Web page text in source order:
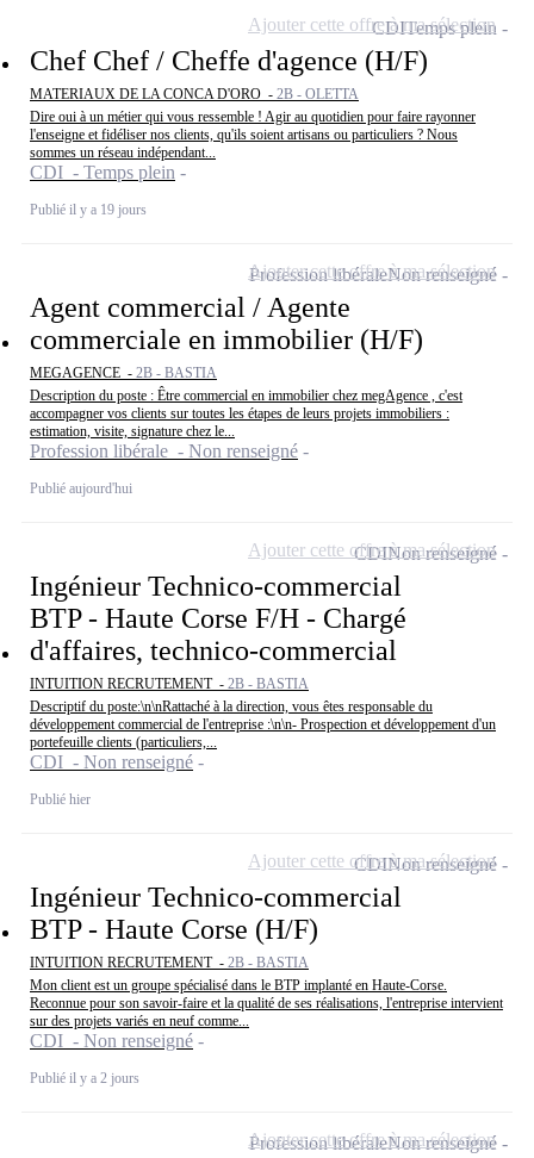
Chef Chef / Cheffe d'agence (H/F)
MATERIAUX DE LA CONCA D'ORO - 2B - OLETTA
Dire oui à un métier qui vous ressemble ! Agir au quotidien pour faire rayonner
l'enseigne et fidéliser nos clients, qu'ils soient artisans ou particuliers ? Nous
sommes un réseau indépendant...
CDI - Temps plein
Publié il y a 19 jours
CDITemps plein
Ajouter cette offre à ma sélection
Agent commercial / Agente
commerciale en immobilier (H/F)
MEGAGENCE - 2B - BASTIA
Description du poste : Être commercial en immobilier chez megAgence , c'est
accompagner vos clients sur toutes les étapes de leurs projets immobiliers :
estimation, visite, signature chez le...
Profession libérale - Non renseigné
Publié aujourd'hui
Profession libéraleNon renseigné
Ajouter cette offre à ma sélection
Ingénieur Technico-commercial
BTP - Haute Corse F/H - Chargé
d'affaires, technico-commercial
INTUITION RECRUTEMENT - 2B - BASTIA
Descriptif du poste:\n\nRattaché à la direction, vous êtes responsable du
développement commercial de l'entreprise :\n\n- Prospection et développement d'un
portefeuille clients (particuliers,...
CDI - Non renseigné
Publié hier
CDINon renseigné
Ajouter cette offre à ma sélection
Ingénieur Technico-commercial
BTP - Haute Corse (H/F)
INTUITION RECRUTEMENT - 2B - BASTIA
Mon client est un groupe spécialisé dans le BTP implanté en Haute-Corse.
Reconnue pour son savoir-faire et la qualité de ses réalisations, l'entreprise intervient
sur des projets variés en neuf comme...
CDI - Non renseigné
Publié il y a 2 jours
CDINon renseigné
Ajouter cette offre à ma sélection
Profession libéraleNon renseigné
Ajouter cette offre à ma sélection